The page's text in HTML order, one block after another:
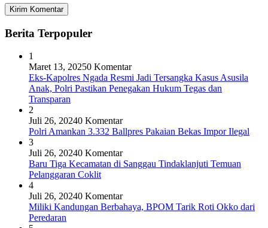
Berita Terpopuler
1
Maret 13, 20250 Komentar
Eks-Kapolres Ngada Resmi Jadi Tersangka Kasus Asusila
Anak, Polri Pastikan Penegakan Hukum Tegas dan
Transparan
2
Juli 26, 20240 Komentar
Polri Amankan 3.332 Ballpres Pakaian Bekas Impor Ilegal
3
Juli 26, 20240 Komentar
Baru Tiga Kecamatan di Sanggau Tindaklanjuti Temuan
Pelanggaran Coklit
4
Juli 26, 20240 Komentar
Miliki Kandungan Berbahaya, BPOM Tarik Roti Okko dari
Peredaran